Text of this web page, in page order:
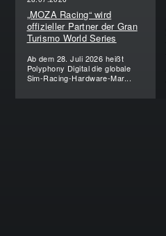
„MOZA Racing“ wird
offizieller Partner der Gran
Turismo World Series
Ab dem 28. Juli 2026 heißt
Polyphony Digital die globale
Sim-Racing-Hardware-Mar...